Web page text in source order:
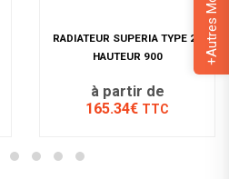
RADIATEUR SUPERIA TYPE 22
HAUTEUR 900
à partir de
165.34€ TTC